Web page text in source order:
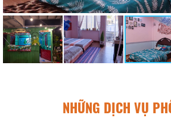
NHỮNG DỊCH VỤ